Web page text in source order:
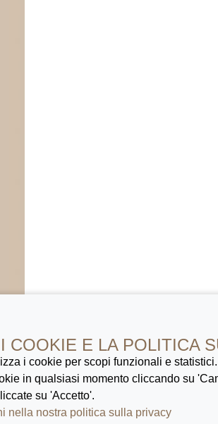
COOKIE E LA POLITICA
i cookie per scopi funzionali e
in qualsiasi momento cliccando su
su 'Accetto'.
nella nostra politica sulla privacy